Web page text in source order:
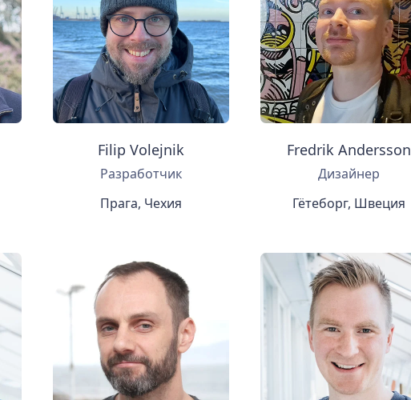
Filip Volejnik
Разработчик
Прага, Чехия
Fredrik Andersson
Дизайнер
Гётеборг, Швеция